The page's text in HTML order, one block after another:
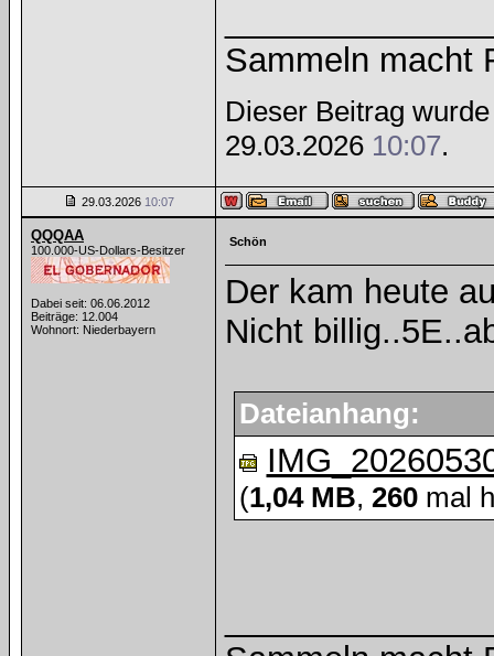
Sammeln macht
Dieser Beitrag
29.03.2026 10:07.
29.03.2026 10:07
QQQAA
100.000-US-Dollars-Besitzer
Dabei seit: 06.06.2012
Beiträge: 12.004
Wohnort: Niederbayern
Schön
Der kam heute
Nicht
Dateianhang:
(1,04 MB, 260mal